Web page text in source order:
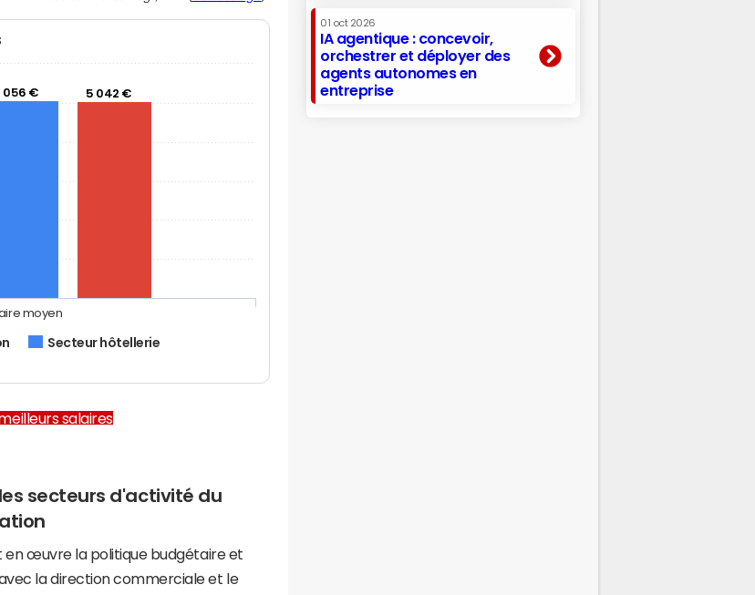
056 € 5 042 €
Secteur hôtellerie
moyen
salaires
secteurs d'activité du
en œuvre la politique budgétaire et
la direction commerciale et le
01 oct 2026
IA agentique : concevoir,
orchestrer et déployer des
agents autonomes en
entreprise